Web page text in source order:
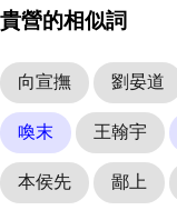
貴營的相似詞
向宣撫 劉晏道
喚末 王翰宇
本侯先 鄙上